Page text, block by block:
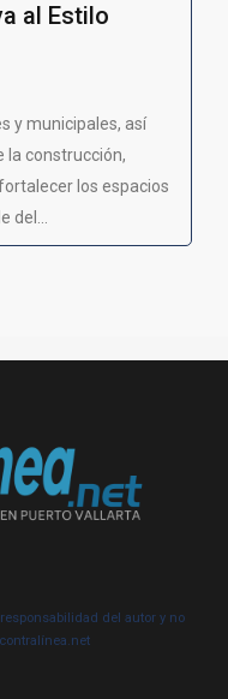
al Estilo
y municipales, así
la construcción,
los espacios
del...
del autor y no